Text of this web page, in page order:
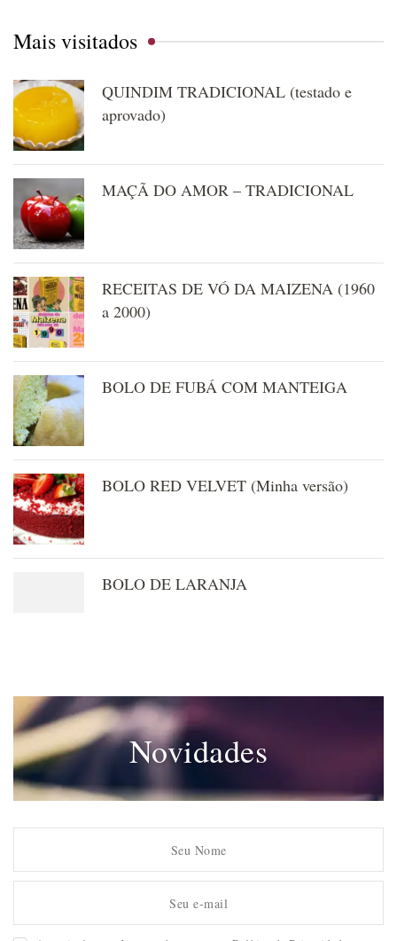
Mais visitados
QUINDIM TRADICIONAL (testado e
aprovado)
MAÇÃ DO AMOR – TRADICIONAL
RECEITAS DE VÓ DA MAIZENA (1960
a 2000)
BOLO DE FUBÁ COM MANTEIGA
BOLO RED VELVET (Minha versão)
BOLO DE LARANJA
Novidades